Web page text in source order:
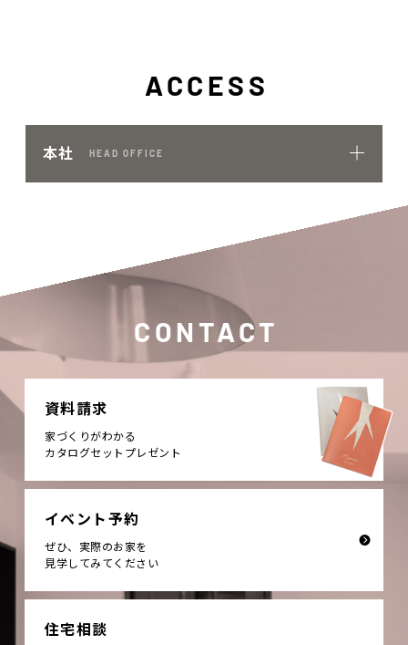
ACCESS
本社 HEAD OFFICE
CONTACT
資料請求
家づくりがわかる
カタログセットプレゼント
イベント予約
ぜひ、実際のお家を
見学してみてください
住宅相談